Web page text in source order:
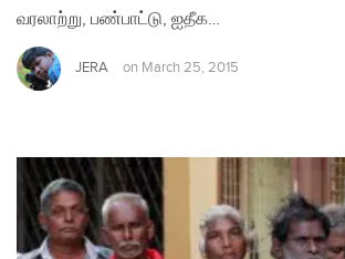
வரலாற்று, பண்பாட்டு, ஐதீக…
JERA on March 25, 2015